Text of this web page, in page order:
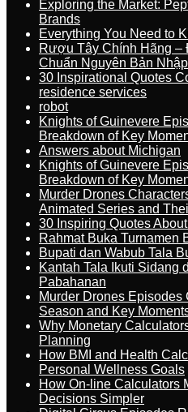
Exploring the Market:
Brands
Everything You Need to
Rượu Tây Chính Hãng
Chuẩn Nguyên Bản
30 Inspirational Quotes
residence services
robot
Knights of Guinevere
Breakdown of Key
Answers about Michigan
Knights of Guinevere
Breakdown of Key
Murder Drones
Animated Series and
30 Inspiring Quotes
Rahmat Buka Turnamen
Bupati dan Wabub Tala
Kantah Tala Ikuti Sidang
Pabahanan
Murder Drones
Season and Key
Why Monetary
Planning
How BMI and Health
Personal Wellness Goals
How On-line Calculators
Decisions Simpler